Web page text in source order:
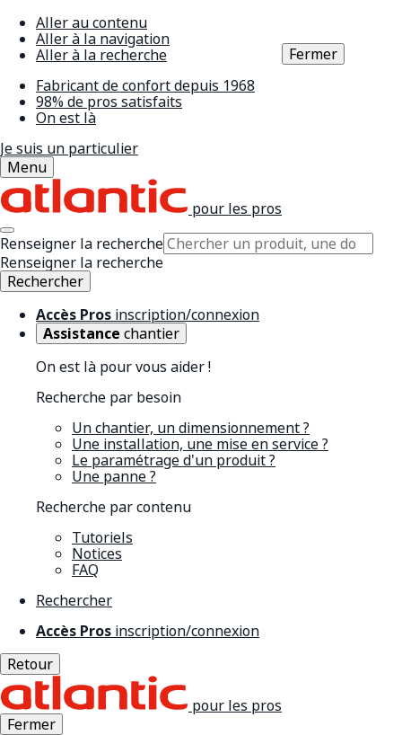
Aller au contenu
Aller à la navigation
Aller à la recherche
Fabricant de confort depuis 1968
98% de pros satisfaits
On est là
Je suis un particulier
Menu
pour les pros
Renseigner la recherche
Renseigner la recherche
Rechercher
Accès Pros inscription/connexion
Assistance chantier
On est là pour vous aider !
Recherche par besoin
Un chantier, un dimensionnement ?
Une installation, une mise en service ?
Le paramétrage d'un produit ?
Une panne ?
Recherche par contenu
Tutoriels
Notices
FAQ
Rechercher
Accès Pros inscription/connexion
Retour
pour les pros
Fermer
Fermer